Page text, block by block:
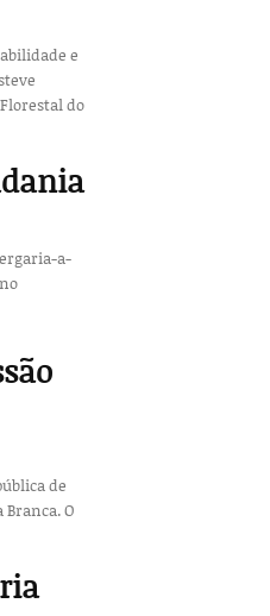
e
do
a-
de
O